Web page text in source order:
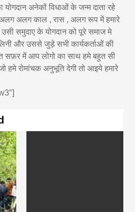
अनेकों विधाओं के जन्म दाता रहे
अलग अलग काल , रास , अलग रूप में हमारे
उसी समुदाए के योगदान को पूरे समाज मे
और उससे जुड़े सभी कार्यकर्ताओं की
में आप लोगो का साथ हमे बहुत सी
हमे रोमांचक अनुभूति देगी तो आइये हमारे